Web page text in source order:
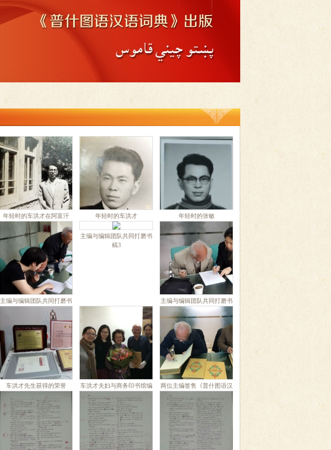
年轻时的车洪才在阿富汗 年轻时的车洪才 年轻时的张敏
主编与编辑团队共同打磨书
主编与编辑团队共同打磨书
稿3
主编与编辑团队共同打磨书
稿4
车洪才先生获得的荣誉
车洪才夫妇与商务印书馆编
两位主编签售《普什图语汉